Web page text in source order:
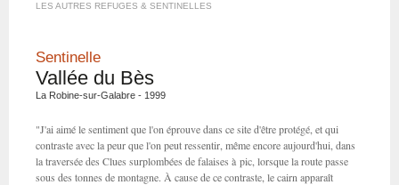
LES AUTRES REFUGES & SENTINELLES
Sentinelle
Vallée du Bès
La Robine-sur-Galabre - 1999
"J'ai aimé le sentiment que l'on éprouve dans ce site d'être protégé, et qui
contraste avec la peur que l'on peut ressentir, même encore aujourd'hui, dans
la traversée des Clues surplombées de falaises à pic, lorsque la route passe
sous des tonnes de montagne. À cause de ce contraste, le cairn apparaît